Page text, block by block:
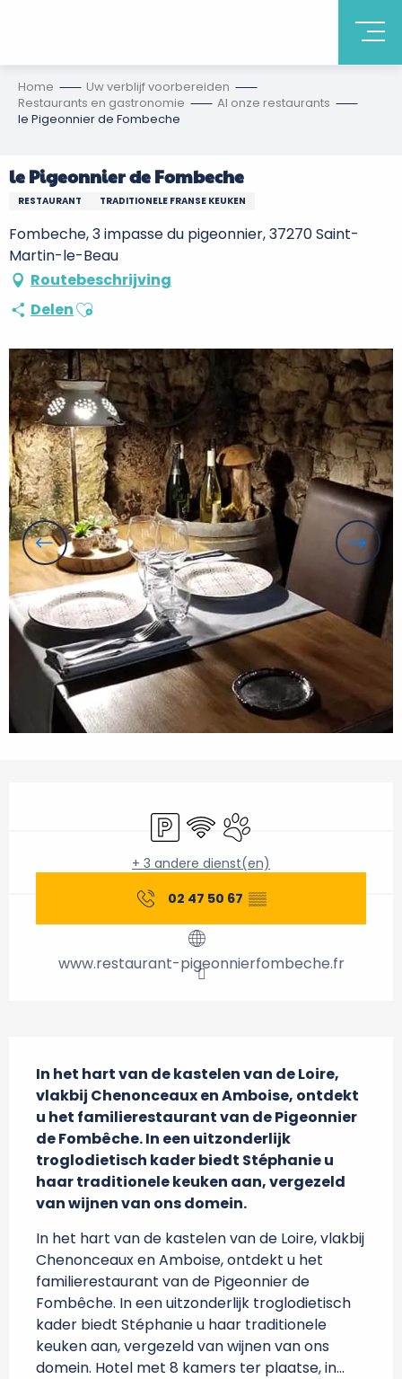
Home
Uw verblijf voorbereiden
Restaurants en gastronomie
Al onze restaurants
le Pigeonnier de Fombeche
le Pigeonnier de Fombeche
RESTAURANT TRADITIONELE FRANSE KEUKEN
Fombeche, 3 impasse du pigeonnier, 37270 Saint-
Martin-le-Beau
Routebeschrijving
DelenAjouter aux favoris
Parkeerplaats
Wifi Dieren toegelaten
+ 3 andere dienst(en)
02 47 50 67 ▒▒
www.restaurant-pigeonnierfombeche.fr
In het hart van de kastelen van de Loire,
vlakbij Chenonceaux en Amboise, ontdekt
u het familierestaurant van de Pigeonnier
de Fombêche. In een uitzonderlijk
troglodietisch kader biedt Stéphanie u
haar traditionele keuken aan, vergezeld
van wijnen van ons domein.
In het hart van de kastelen van de Loire, vlakbij
Chenonceaux en Amboise, ontdekt u het
familierestaurant van de Pigeonnier de
Fombêche. In een uitzonderlijk troglodietisch
kader biedt Stéphanie u haar traditionele
keuken aan, vergezeld van wijnen van ons
domein. Hotel met 8 kamers ter plaatse, in...